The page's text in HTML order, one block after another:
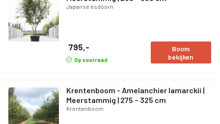
Japanse esdoorn
795,-
Op voorraad
Boom
bekijken
Krentenboom - Amelanchier lamarckii |
Meerstammig | 275 – 325 cm
Krentenboom